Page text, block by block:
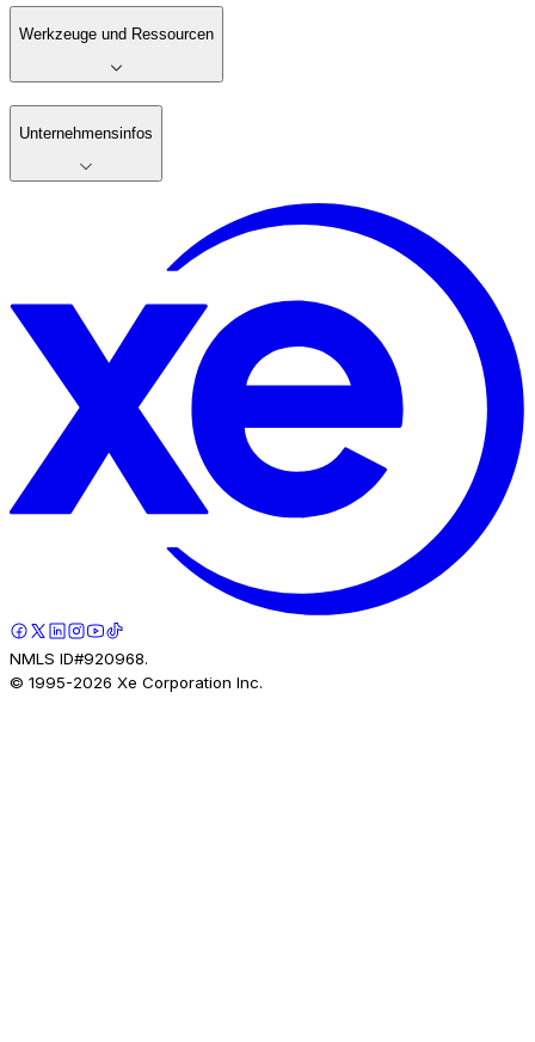
Werkzeuge und Ressourcen
Unternehmensinfos
NMLS ID#920968.
© 1995-2026 Xe Corporation Inc.